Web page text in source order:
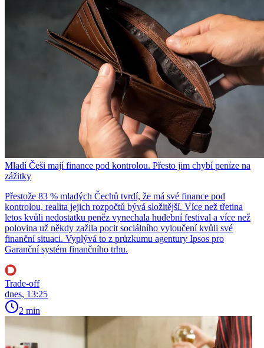
Mladí Češi mají finance pod kontrolou. Přesto jim chybí peníze na
zážitky
Přestože 83 % mladých Čechů tvrdí, že má své finance pod
kontrolou, realita jejich rozpočtů bývá složitější. Více než třetina
letos kvůli nedostatku peněz vynechala hudební festival a více než
polovina už někdy zažila pocit sociálního vyloučení kvůli své
finanční situaci. Vyplývá to z průzkumu agentury Ipsos pro
Garanční systém finančního trhu.
Trade-off
dnes, 13:25
2 min